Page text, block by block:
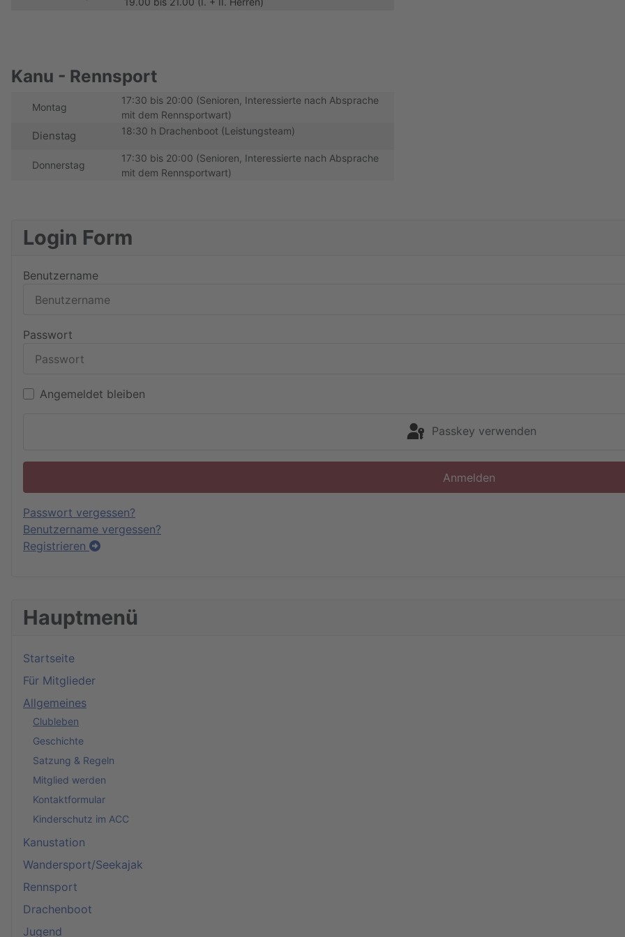
Hauptmenü
Startseite
Für Mitglieder
Allgemeines
Clubleben
Geschichte
Satzung & Regeln
Mitglied werden
Kontaktformular
Kinderschutz im ACC
Kanustation
Wandersport/Seekajak
Rennsport
Drachenboot
Jugend
Kanu - Rennsport
Montag
17:30 bis 20:00 (Senioren, Interessierte nach Absprache
mit dem Rennsportwart)
Dienstag 18:30 h Drachenboot (Leistungsteam)
Donnerstag
17:30 bis 20:00 (Senioren, Interessierte nach Absprache
mit dem Rennsportwart)
Login Form
Benutzername
Passwort
Angemeldet bleiben
Passkey verwenden
Anmelden
Passwort vergessen?
Benutzername vergessen?
Registrieren